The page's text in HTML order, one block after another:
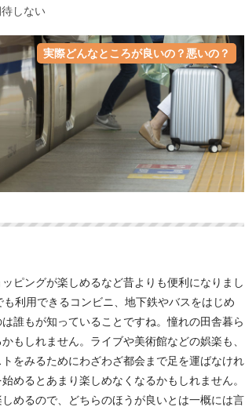
しない
実際どんなところが良いの？悪いの？
ピングが楽しめるなど昔よりも便利になりまし
利用できるコンビニ、地下鉄やバスをはじめ
誰もが知っていることですね。憧れの田舎暮ら
もしれません。ライブや美術館などの娯楽も、
をみるためにわざわざ都会まで足を運ばなけれ
めるとあまり楽しめなくなるかもしれません。
めるので、どちらのほうが良いとは一概には言